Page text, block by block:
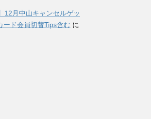
12月中山キャンセルゲッ
ード会員切替Tips含む に